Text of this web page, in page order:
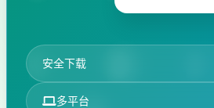
安全下载
多平台